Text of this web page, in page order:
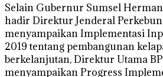
Selain Gubernur Sumsel
hadir Direktur Jenderal
menyampaikan Implementasi
2019 tentang pembangunan
berkelanjutan, Direktur Utama
menyampaikan Progress